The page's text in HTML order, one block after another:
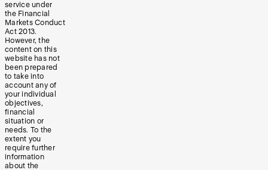
service under
the Financial
Markets Conduct
Act 2013.
However, the
content on this
website has not
been prepared
to take into
account any of
your individual
objectives,
financial
situation or
needs. To the
extent you
require further
information
about the